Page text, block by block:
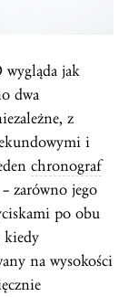
jak
dwa
z
i
chronograf
zarówno jego
po obu
kiedy
na wysokości